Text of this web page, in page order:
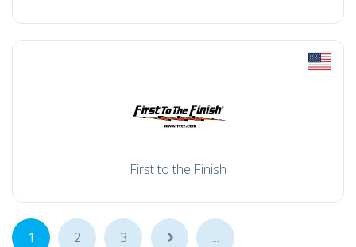
First to the Finish
1 2 3 ... ...